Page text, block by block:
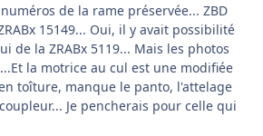
de la rame préservée... ZBD
15149... Oui, il y avait possibilité
de la ZRABx 5119... Mais les photos
la motrice au cul est une modifiée
toîture, manque le panto, l'attelage
Je pencherais pour celle qui